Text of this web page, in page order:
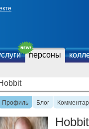
персоны
Профиль Блог
Hobbit